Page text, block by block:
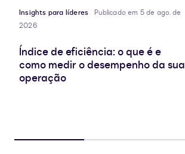
transferência
Insights para líderes
Publicado em 5 de ago. de
2026
Índice de eficiência: o que é e
como medir o desempenho da sua
operação